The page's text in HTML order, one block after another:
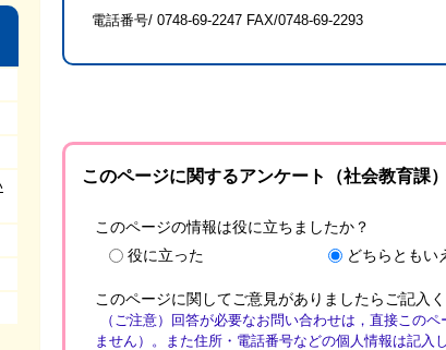
電話番号/ 0748-69-2247 FAX/0748-69-2293
このページに関するアンケート（社会教育課）
このページの情報は役に立ちましたか？
役に立った
どちらともい
このページに関してご意見がありましたらご記入く
（ご注意）回答が必要なお問い合わせは，直接この
ません）。また住所・電話番号などの個人情報は記入